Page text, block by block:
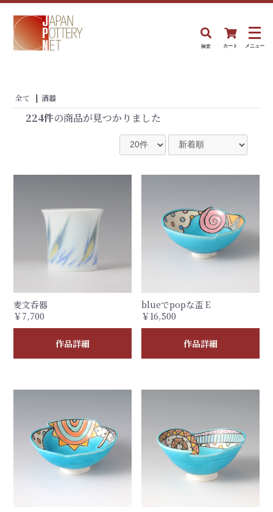
検索 カート メニュー
全て | 酒器
224件の商品が見つかりました
麦文呑器
￥7,700
作品詳細
blueでpopな盃 E
￥16,500
作品詳細